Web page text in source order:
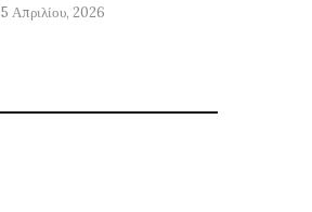
5 Απριλίου, 2026